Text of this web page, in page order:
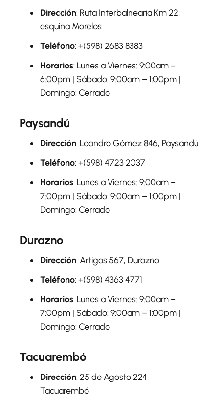
Dirección: Ruta Interbalnearia Km 22,
esquina Morelos
Teléfono: +(598) 2683 8383
Horarios: Lunes a Viernes: 9:00am –
6:00pm | Sábado: 9:00am – 1:00pm |
Domingo: Cerrado
Paysandú
Dirección: Leandro Gómez 846, Paysandú
Teléfono: +(598) 4723 2037
Horarios: Lunes a Viernes: 9:00am –
7:00pm | Sábado: 9:00am – 1:00pm |
Domingo: Cerrado
Durazno
Dirección: Artigas 567, Durazno
Teléfono: +(598) 4363 4771
Horarios: Lunes a Viernes: 9:00am –
7:00pm | Sábado: 9:00am – 1:00pm |
Domingo: Cerrado
Tacuarembó
Dirección: 25 de Agosto 224,
Tacuarembó